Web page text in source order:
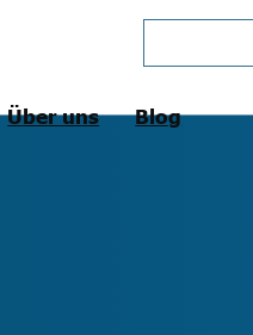
Über uns Blog